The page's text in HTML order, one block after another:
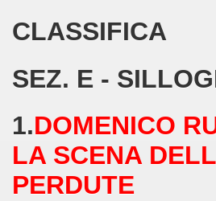
CLASSIFICA
SEZ. E -
1.DOMENICO
LA SCENA
PERDUTE
dell'Anima, bandito con